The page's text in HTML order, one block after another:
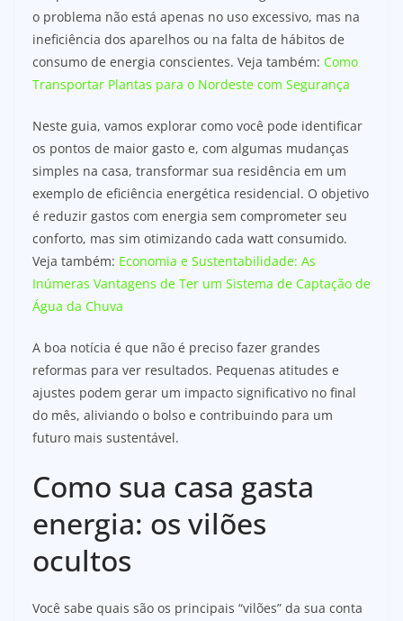
o problema não está apenas no uso excessivo, mas na
ineficiência dos aparelhos ou na falta de hábitos de
consumo de energia conscientes. Veja também: Como
Transportar Plantas para o Nordeste com Segurança
Neste guia, vamos explorar como você pode identificar
os pontos de maior gasto e, com algumas mudanças
simples na casa, transformar sua residência em um
exemplo de eficiência energética residencial. O objetivo
é reduzir gastos com energia sem comprometer seu
conforto, mas sim otimizando cada watt consumido.
Veja também: Economia e Sustentabilidade: As
Inúmeras Vantagens de Ter um Sistema de Captação de
Água da Chuva
A boa notícia é que não é preciso fazer grandes
reformas para ver resultados. Pequenas atitudes e
ajustes podem gerar um impacto significativo no final
do mês, aliviando o bolso e contribuindo para um
futuro mais sustentável.
Como sua casa gasta
energia: os vilões
ocultos
Você sabe quais são os principais “vilões” da sua conta